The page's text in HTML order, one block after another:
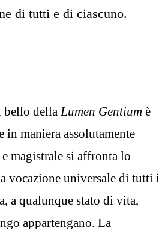
di tutti e di ciascuno.
della Lumen Gentium è
maniera assolutamente
magistrale si affronta lo
vocazione universale di tutti i
a qualunque stato di vita,
appartengano. La